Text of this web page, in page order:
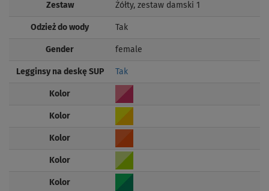
Zestaw Żółty, zestaw damski 1
Odzież do wody Tak
Gender female
Legginsy na deskę SUP Tak
Kolor
Kolor
Kolor
Kolor
Kolor